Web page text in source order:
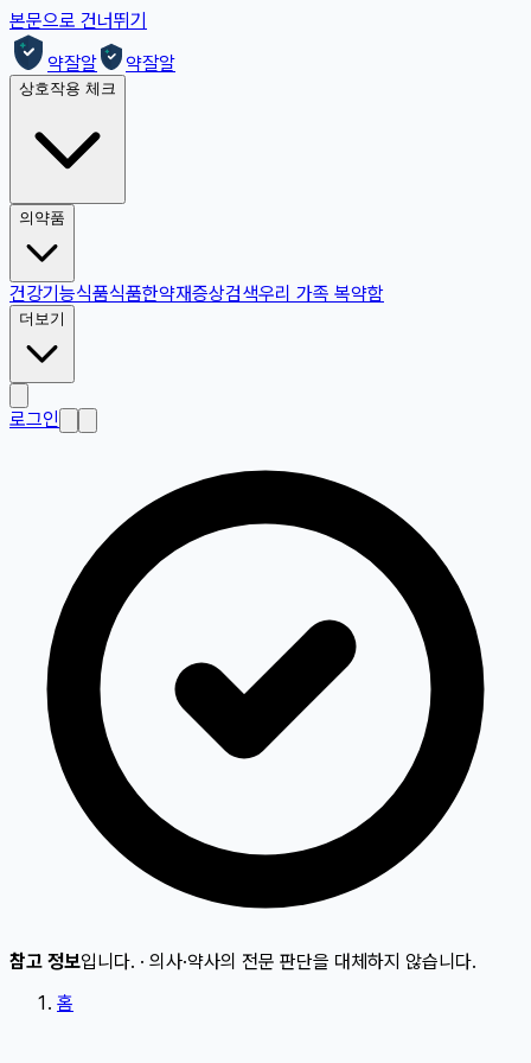
본문으로 건너뛰기
약잘알
약잘알
상호작용 체크
의약품
건강기능식품식품한약재증상검색우리 가족 복약함
더보기
로그인
참고 정보입니다. · 의사·약사의 전문 판단을 대체하지 않습니다.
홈